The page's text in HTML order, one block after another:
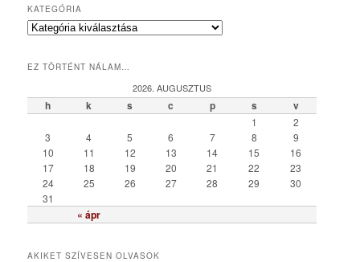
KATEGÓRIA
K
e
r
EZ TÖRTÉNT NÁLAM…
2026. AUGUSZTUS
h k s c p s v
« ápr
1
2
3
4 5 6 7 8
9
10
11 12 13 14 15
16
17
18 19 20 21 22
23
24
25 26 27 28 29
30
31
AKIKET SZÍVESEN OLVASOK